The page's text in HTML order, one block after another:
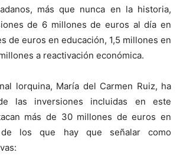
más que nunca en la historia,
de 6 millones de euros al día en
de euros en educación, 1,5 millones en
a reactivación económica.
lorquina, María del Carmen Ruiz, ha
las inversiones incluidas en este
más de 30 millones de euros en
de los que hay que señalar como